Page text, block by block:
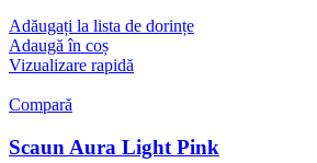
Adăugați la lista de dorințe
Adaugă în coș
Vizualizare rapidă
Compară
Scaun Aura Light Pink